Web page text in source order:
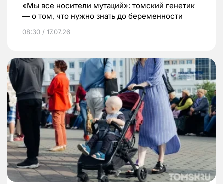
«Мы все носители мутаций»: томский генетик
— о том, что нужно знать до беременности
08:30 / 17.07.26